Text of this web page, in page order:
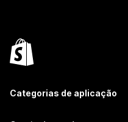
Categorias de aplicação